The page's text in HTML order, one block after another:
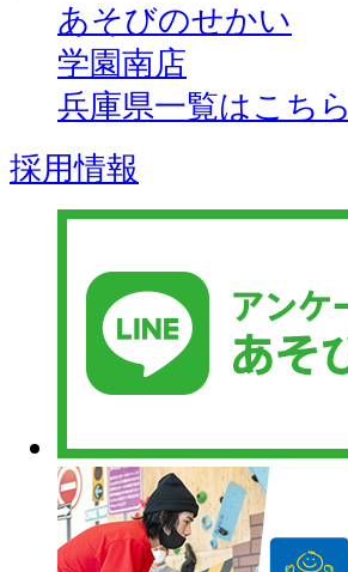
あそびのせかい
学園南店
兵庫県一覧はこちら
採用情報